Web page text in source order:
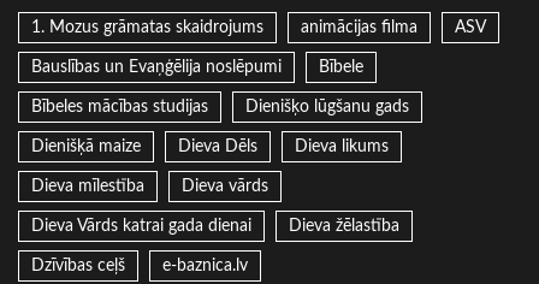
1. Mozus grāmatas skaidrojums animācijas filma ASV
Bauslības un Evaņģēlija noslēpumi Bībele
Bībeles mācības studijas Dienišķo lūgšanu gads
Dienišķā maize Dieva Dēls Dieva likums
Dieva mīlestība Dieva vārds
Dieva Vārds katrai gada dienai Dieva žēlastība
Dzīvības ceļš e-baznica.lv